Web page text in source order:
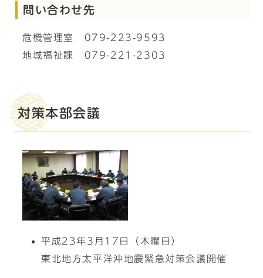
問い合わせ先
危機管理室 079-223-9593
地域福祉課 079-221-2303
対策本部会議
平成23年3月17日（木曜日）
東北地方太平洋沖地震緊急対策会議開催